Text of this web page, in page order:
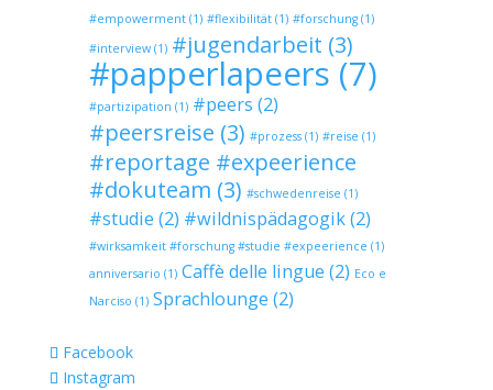
#empowerment(1) #flexibilität(1) #forschung(1)
#interview(1) #jugendarbeit (3)
#papperlapeers (7)
#partizipation (1) #peers (2)
#peersreise (3) #prozess(1) #reise (1)
#reportage #expeerience
#dokuteam (3) #schwedenreise (1)
#studie (2) #wildnispädagogik(2)
#wirksamkeit #forschung #studie #expeerience (1)
anniversario (1) Caffè delle lingue (2) Eco e
Narciso (1) Sprachlounge (2)
Facebook
Instagram